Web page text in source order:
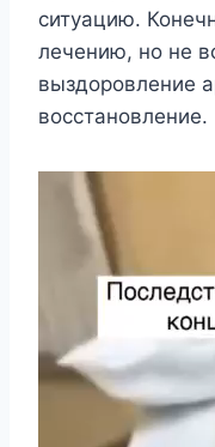
ситуацию.
лечению, но не
выздоровление
восстановление.
п
л